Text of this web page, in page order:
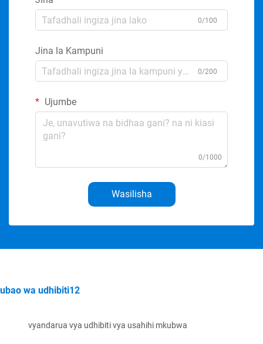
0/100
Jina la Kampuni
0/200
Ujumbe
0/1000
Wasilisha
ubao wa udhibiti12
vyandarua vya udhibiti vya usahihi mkubwa